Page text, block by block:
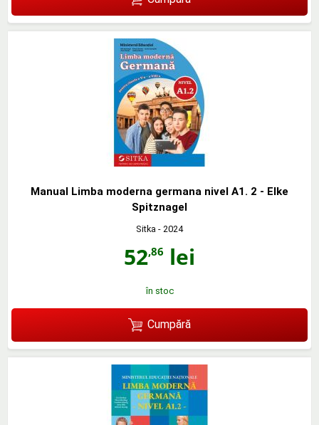
Manual Limba moderna germana nivel A1. 2 - Elke
Spitznagel
Sitka - 2024
52,86 lei
în stoc
Cumpără